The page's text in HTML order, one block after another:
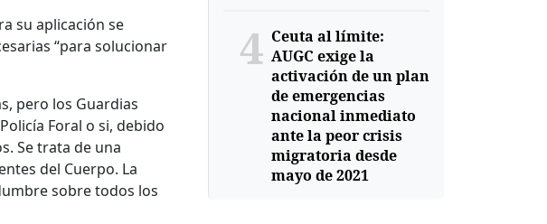
su aplicación se
“para solucionar
pero los Guardias
Foral o si, debido
Se trata de una
del Cuerpo. La
sobre todos los
4 Ceuta al límite:
AUGC exige la
activación de un plan
de emergencias
nacional inmediato
ante la peor crisis
migratoria desde
mayo de 2021